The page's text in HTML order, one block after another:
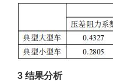
3 结果分析